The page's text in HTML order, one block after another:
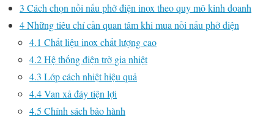
3 Cách chọn nồi nấu phở điện inox theo quy mô kinh doanh
4Những tiêu chí cần quan tâm khi mua nồi nấu phở điện
4.1 Chất liệu inox chất lượng cao
4.2Hệ thống điện trở gia nhiệt
4.3 Lớp cách nhiệt hiệu quả
4.4Van xả đáy tiện lợi
4.5 Chính sách bảo hành